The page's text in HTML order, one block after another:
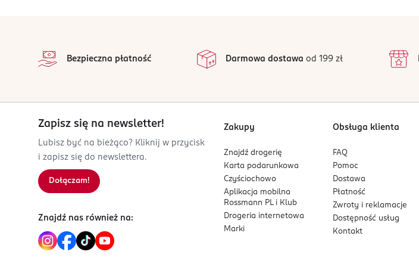
OSOBA/PODMIOT ODPOWIEDZIALNY
sekretariat@nesperta.com
48613067772
PL-Polska
Kod EAN
5 902751 472844
2
1
Bezpieczna płatność Darmowa dostawa od 199 zł
Zapisz się na newsletter!
Lubisz być na bieżąco? Kliknij w przycisk
i zapisz się do newslettera.
Dołączam!
Znajdź nas również na:
Zakupy
Znajdź drogerię
Karta podarunkowa
Czyściochowo
Aplikacja mobilna
Rossmann PL i Klub
Drogeria internetowa
Marki
Obsługa klienta
FAQ
Pomoc
Dostawa
Płatność
Zwroty i reklamacje
Dostępność usług
Kontakt